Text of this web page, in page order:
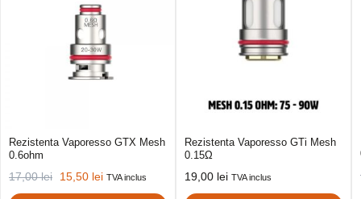
Rezistenta Vaporesso GTX Mesh
0.6ohm
17,00lei 15,50 lei TVA inclus
Rezistenta Vaporesso GTi Mesh
0.15Ω
19,00 lei TVA inclus